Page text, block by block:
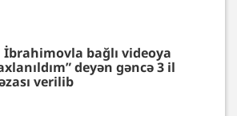
İbrahimovla bağlı videoya
deyən gəncə 3 il
verilib